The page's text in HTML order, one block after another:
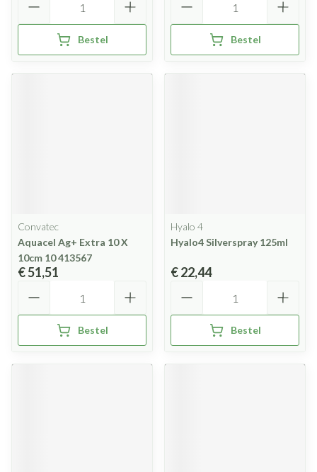
Bestel Bestel
Convatec
Aquacel Ag+ Extra 10 X
10cm 10 413567
€ 51,51
Bestel
Hyalo 4
Hyalo4 Silverspray 125ml
€ 22,44
Bestel